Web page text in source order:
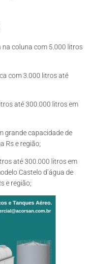
na coluna com 5.000 litros
com 3.000 litros até
até 300.000 litros em
grande capacidade de
Rs e região;
até 300.000 litros em
Castelo d’água de
e região;